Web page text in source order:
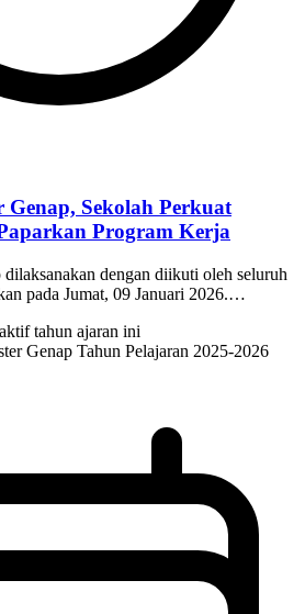
Genap, Sekolah Perkuat
Program Kerja
dilaksanakan dengan diikuti oleh seluruh
pada Jumat, 09 Januari 2026.…
tahun ajaran ini